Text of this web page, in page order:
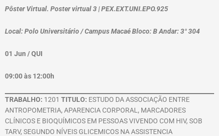
a
m
Pôster Virtual. Poster virtual 3 | PEX.EXT.UNI.EPO.925
Local: Polo Universitário / Campus Macaé Bloco: B Andar: 3° 304
01 Jun / QUI
09:00 às 12:00h
TRABALHO: 1201 TITULO: ESTUDO DA ASSOCIAÇÃO ENTRE
ANTROPOMETRIA, APARENCIA CORPORAL, MARCADORES
CLÍNICOS E BIOQUÍMICOS EM PESSOAS VIVENDO COM HIV, SOB
TARV, SEGUNDO NÍVEIS GLICEMICOS NA ASSISTENCIA